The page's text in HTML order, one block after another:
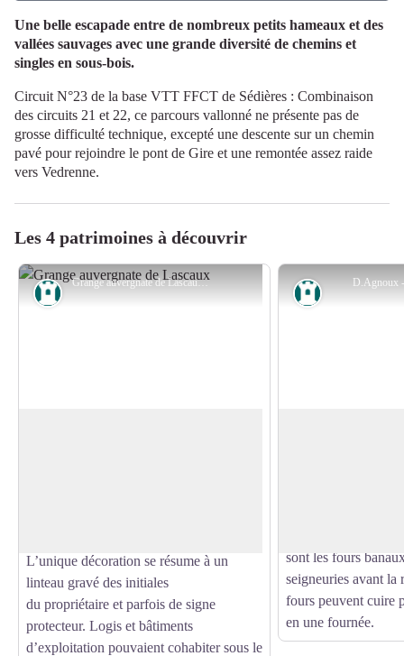
Une belle escapade entre de nombreux petits hameaux et des
vallées sauvages avec une grande diversité de chemins et
singles en sous-bois.
Circuit N°23 de la base VTT FFCT de Sédières : Combinaison
des circuits 21 et 22, ce parcours vallonné ne présente pas de
grosse difficulté technique, excepté une descente sur un chemin
pavé pour rejoindre le pont de Gire et une remontée assez raide
vers Vedrenne.
Les 4 patrimoines à découvrir
Grange auvergnate de Lascaux - D.Agnoux - CC VEM
Patrimoine
L’unique décoration se résume à un
linteau gravé des initiales
du propriétaire et parfois de signe
protecteur. Logis et bâtiments
d’exploitation pouvaient cohabiter sous le
D.Agnoux
Patrimoine
sont les fours
seigneuries avant
fours peuvent cuire
en une fournée.